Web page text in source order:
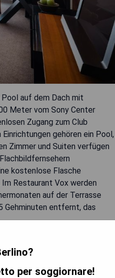
auf dem Dach mit
Meter vom Sony Center
Zugang zum Club
gehören ein Pool,
Zimmer und Suiten verfügen
kostenlose Flasche
Restaurant Vox werden
auf der Terrasse
Gehminuten entfernt, das
per soggiornare!